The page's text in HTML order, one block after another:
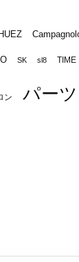
SK sl8 TIME
ン パーツ